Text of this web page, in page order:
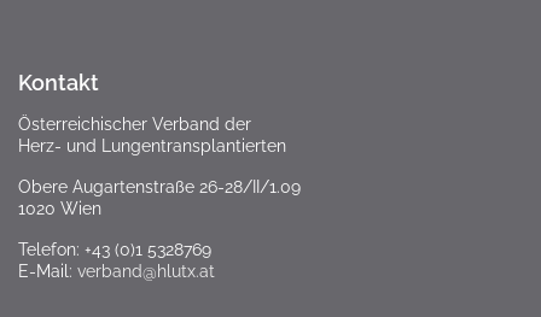
Kontakt
Österreichischer Verband der
Herz- und Lungentransplantierten
Obere Augartenstraße 26-28/II/1.09
1020 Wien
Telefon: +43 (0)1 5328769
E-Mail: verband@hlutx.at